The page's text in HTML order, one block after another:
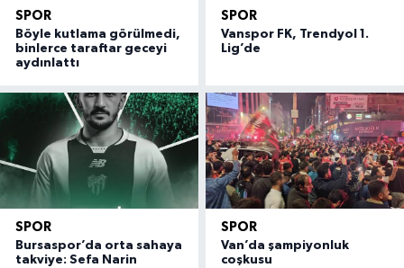
SPOR
Böyle kutlama görülmedi,
binlerce taraftar geceyi
aydınlattı
SPOR
Vanspor FK, Trendyol 1.
Lig’de
SPOR
Bursaspor’da orta sahaya
takviye: Sefa Narin
SPOR
Van’da şampiyonluk
coşkusu